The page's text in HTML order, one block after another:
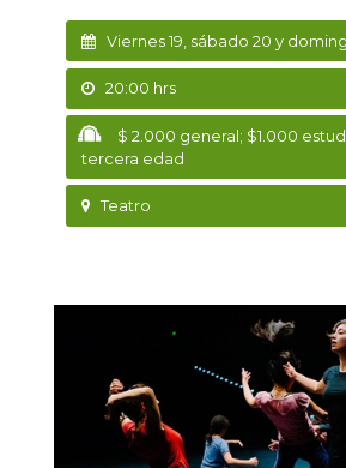
Viernes 19, sábado 20 y
20:00 hrs
$ 2.000 general; $1.000
tercera edad
Teatro